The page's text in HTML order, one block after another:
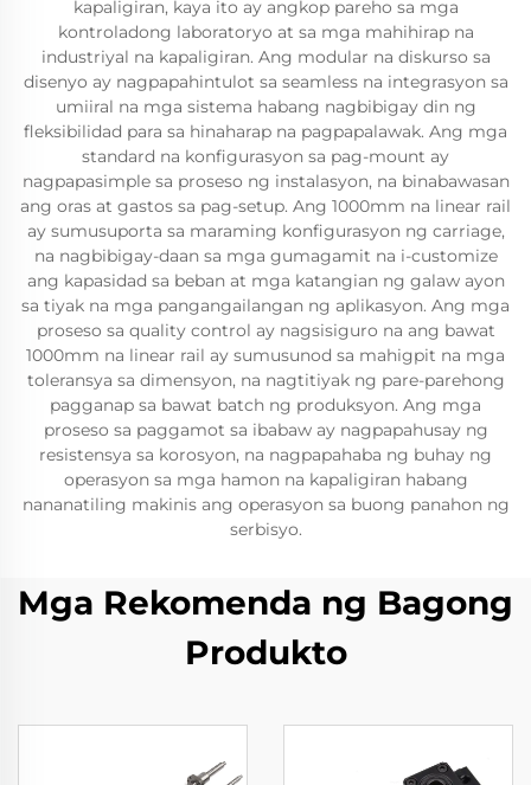
kapaligiran, kaya ito ay angkop pareho sa mga
kontroladong laboratoryo at sa mga mahihirap na
industriyal na kapaligiran. Ang modular na diskurso sa
disenyo ay nagpapahintulot sa seamless na integrasyon sa
umiiral na mga sistema habang nagbibigay din ng
fleksibilidad para sa hinaharap na pagpapalawak. Ang mga
standard na konfigurasyon sa pag-mount ay
nagpapasimple sa proseso ng instalasyon, na binabawasan
ang oras at gastos sa pag-setup. Ang 1000mm na linear rail
ay sumusuporta sa maraming konfigurasyon ng carriage,
na nagbibigay-daan sa mga gumagamit na i-customize
ang kapasidad sa beban at mga katangian ng galaw ayon
sa tiyak na mga pangangailangan ng aplikasyon. Ang mga
proseso sa quality control ay nagsisiguro na ang bawat
1000mm na linear rail ay sumusunod sa mahigpit na mga
toleransya sa dimensyon, na nagtitiyak ng pare-parehong
pagganap sa bawat batch ng produksyon. Ang mga
proseso sa paggamot sa ibabaw ay nagpapahusay ng
resistensya sa korosyon, na nagpapahaba ng buhay ng
operasyon sa mga hamon na kapaligiran habang
nananatiling makinis ang operasyon sa buong panahon ng
serbisyo.
Mga Rekomenda ng Bagong
Produkto